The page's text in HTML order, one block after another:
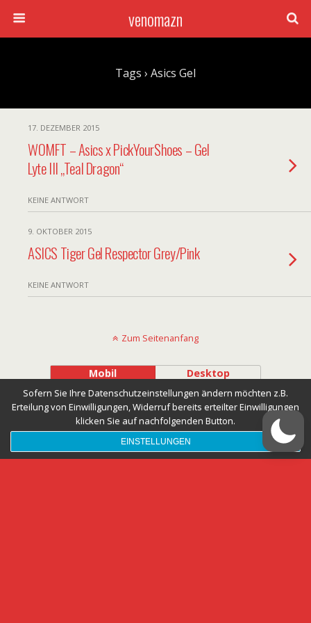
venomazn
Tags › Asics Gel
17. DEZEMBER 2015
WOMFT – Asics x PickYourShoes – Gel
Lyte III „Teal Dragon“
KEINE ANTWORT
9. OKTOBER 2015
ASICS Tiger Gel Respector Grey/Pink
KEINE ANTWORT
Zum Seitenanfang
Mobil Desktop
Sofern Sie Ihre Datenschutzeinstellungen ändern möchten z.B.
Erteilung von Einwilligungen, Widerruf bereits erteilter Einwilligungen
klicken Sie auf nachfolgenden Button.
EINSTELLUNGEN